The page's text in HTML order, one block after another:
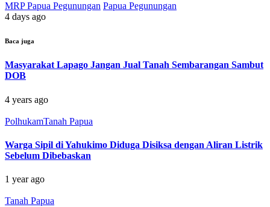
MRP Papua Pegunungan Papua Pegunungan
4 days ago
Baca juga
Masyarakat Lapago Jangan Jual Tanah Sembarangan Sambut
DOB
4 years ago
PolhukamTanah Papua
Warga Sipil di Yahukimo Diduga Disiksa dengan Aliran Listrik
Sebelum Dibebaskan
1 year ago
Tanah Papua